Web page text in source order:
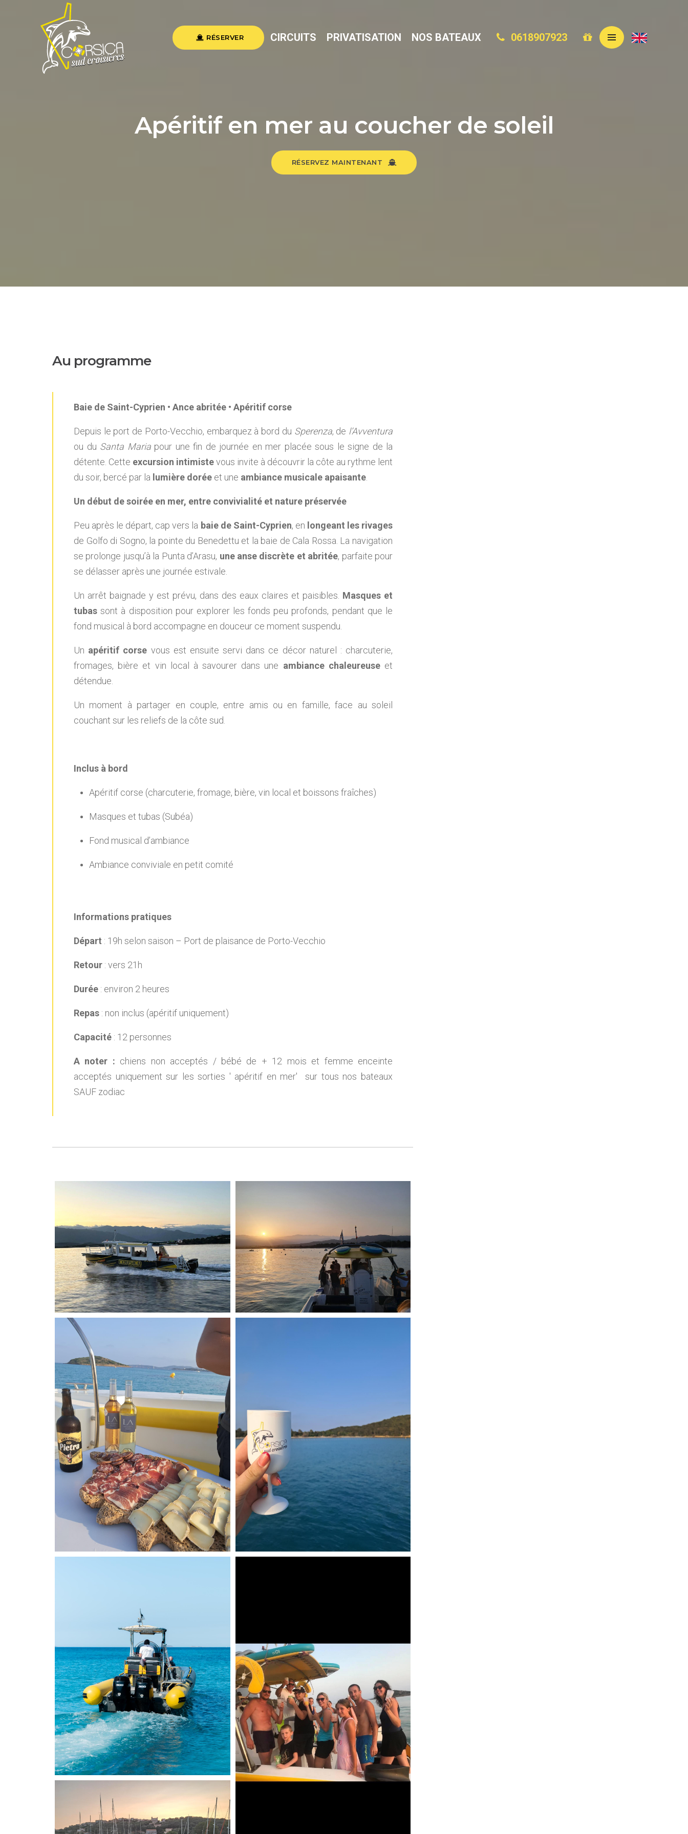
RÉSERVER CIRCUITS PRIVATISATION NOS BATEAUX 0618907923
Apéritif en mer au coucher de soleil
RÉSERVEZ MAINTENANT
Au programme
Baie de Saint-Cyprien • Ance abritée • Apéritif corse
Depuis le port de Porto-Vecchio, embarquez à bord du Sperenza, de l’Avventura
ou du Santa Maria pour une fin de journée en mer placée sous le signe de la
détente. Cette excursion intimistevous invite à découvrir la côte au rythme lent
du soir, bercé par la lumière dorée et une ambiance musicale apaisante
Un début de soirée en mer, entre convivialité et nature préservée
Peu après le départ, cap vers la baie de Saint-Cyprien, en longeant les rivages
de Golfo di Sogno, la pointe du Benedettu et la baie de Cala Rossa. La navigation
se prolonge jusqu’à la Punta d’Arasu, une anse discrète et abritée, parfaite pour
se délasser après une journée estivale.
Un arrêt baignade y est prévu, dans des eaux claires et paisibles. Masques et
tubas sont à disposition pour explorer les fonds peu profonds, pendant que le
fond musical à bord accompagne en douceur ce moment suspendu.
Un apéritif corse vous est ensuite servi dans ce décor naturel : charcuterie,
fromages, bière et vin local à savourer dans une ambiance chaleureuseet
détendue.
Un moment à partager en couple, entre amis ou en famille, face au soleil
couchant sur les reliefs de la côte sud.
Inclus à bord
Apéritif corse (charcuterie, fromage, bière, vin local et boissons fraîches)
Masques et tubas (Subéa)
Fond musical d’ambiance
Ambiance conviviale en petit comité
Informations pratiques
Départ : 19h selon saison – Port de plaisance de Porto-Vecchio
Retour : vers 21h
Durée : environ 2 heures
Repas : non inclus (apéritif uniquement)
Capacité : 12 personnes
A noter : chiens non acceptés / bébé de + 12 mois et femme enceinte
acceptés uniquement sur les sorties ' apéritif en mer' sur tous nos bateaux
SAUF zodiac